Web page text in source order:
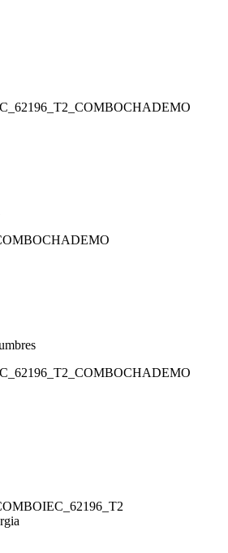
CHADEMO
CHADEMO
CHADEMO
IEC_62196_T2